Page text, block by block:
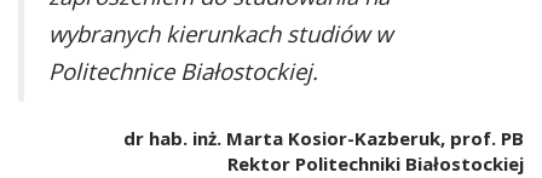
wybranych kierunkach studiów w
Politechnice Białostockiej.
dr hab. inż. Marta Kosior-Kazberuk, prof. PB
Rektor Politechniki Białostockiej